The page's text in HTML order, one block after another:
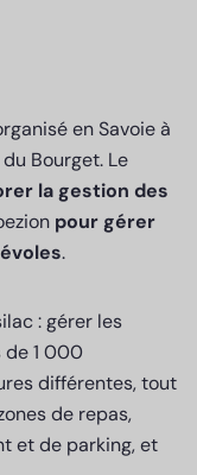
en Savoie à
Bourget. Le
la gestion des
pour gérer
.
: gérer les
1 000
différentes, tout
de repas,
et de parking, et